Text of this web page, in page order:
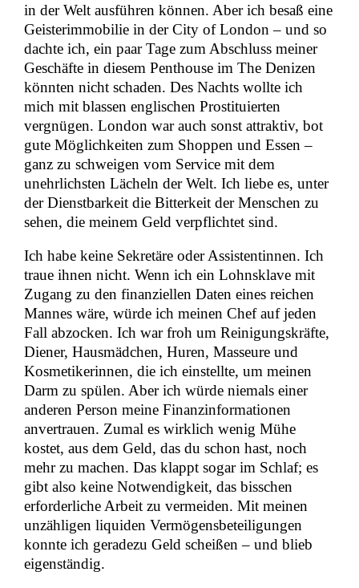
in der Welt ausführen können. Aber ich besaß eine
Geisterimmobilie in der City of London – und so
dachte ich, ein paar Tage zum Abschluss meiner
Geschäfte in diesem Penthouse im The Denizen
könnten nicht schaden. Des Nachts wollte ich
mich mit blassen englischen Prostituierten
vergnügen. London war auch sonst attraktiv, bot
gute Möglichkeiten zum Shoppen und Essen –
ganz zu schweigen vom Service mit dem
unehrlichsten Lächeln der Welt. Ich liebe es, unter
der Dienstbarkeit die Bitterkeit der Menschen zu
sehen, die meinem Geld verpflichtet sind.
Ich habe keine Sekretäre oder Assistentinnen. Ich
traue ihnen nicht. Wenn ich ein Lohnsklave mit
Zugang zu den finanziellen Daten eines reichen
Mannes wäre, würde ich meinen Chef auf jeden
Fall abzocken. Ich war froh um Reinigungskräfte,
Diener, Hausmädchen, Huren, Masseure und
Kosmetikerinnen, die ich einstellte, um meinen
Darm zu spülen. Aber ich würde niemals einer
anderen Person meine Finanzinformationen
anvertrauen. Zumal es wirklich wenig Mühe
kostet, aus dem Geld, das du schon hast, noch
mehr zu machen. Das klappt sogar im Schlaf; es
gibt also keine Notwendigkeit, das bisschen
erforderliche Arbeit zu vermeiden. Mit meinen
unzähligen liquiden Vermögensbeteiligungen
konnte ich geradezu Geld scheißen – und blieb
eigenständig.